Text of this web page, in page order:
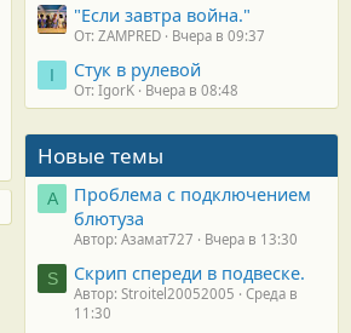
"Если завтра война."
От: ZAMPRED Вчера в 09:37
I Стук в рулевой
От: IgorK Вчера в 08:48
Новые темы
А
Проблема с подключением
блютуза
Автор: Азамат727 Вчера в 13:30
S Скрип спереди в подвеске.
Автор: Stroitel20052005
Среда в
11:30